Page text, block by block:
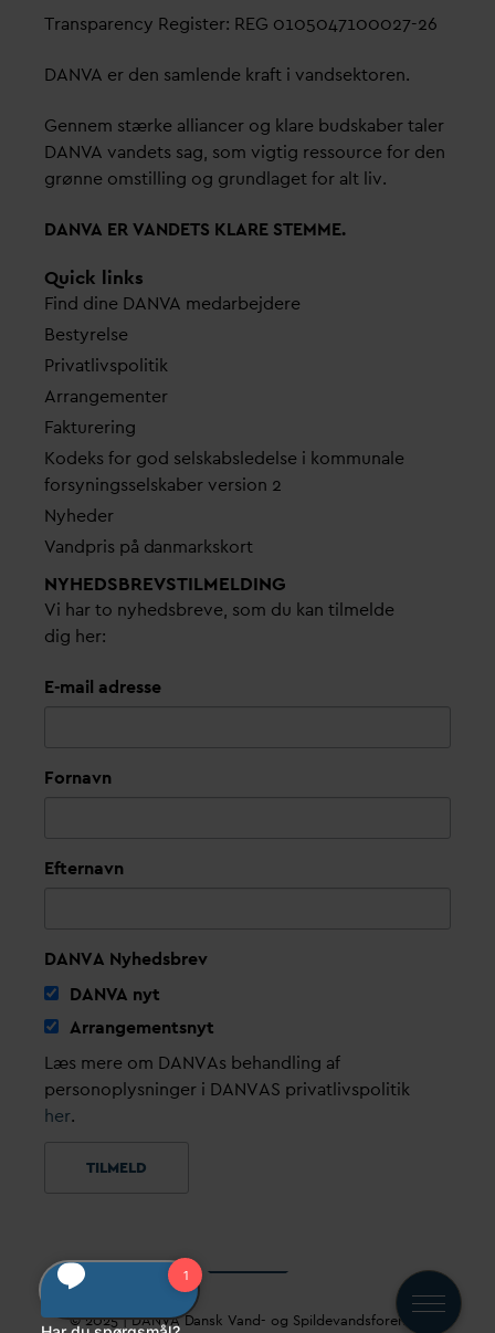
Transparency Register: REG 0105047100027-26
DANVA er den samlende kraft i vandsektoren.
Gennem stærke alliancer og klare budskaber taler
DANVA vandets sag, som vigtig ressource for den
grønne omstilling og grundlaget for alt liv.
DANVA ERVANDETS KLARE STEMME.
Quick links
Find dine DANVA medarbejdere
Bestyrelse
Privatlivspolitik
Arrangementer
Fakturering
Kodeks for god selskabsledelse i kommunale
forsyningsselskaber version 2
Nyheder
Vandpris på danmarkskort
NYHEDSBREVS­TILMELDING
Vi har to nyhedsbreve, som du kan tilmelde
dig her:
E-mail adresse
Fornavn
Efternavn
DANVA Nyhedsbrev
DANVA nyt
Arrangementsnyt
Læs mere om DANVAs behandling af
personoplysninger i DANVAS privatlivspolitik
her.
© 2025 |DANVADanskVand- og Spildevandsforening